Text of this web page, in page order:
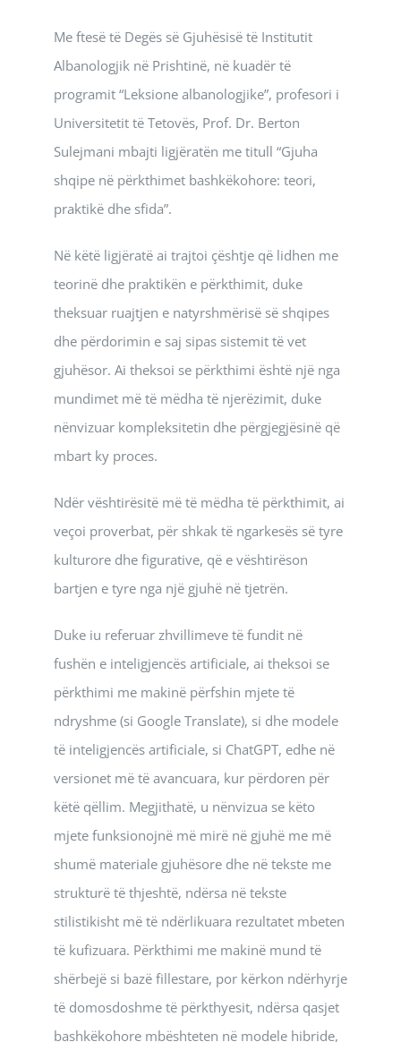
Me ftesë të Degës së Gjuhësisë të Institutit
Albanologjik në Prishtinë, në kuadër të
programit “Leksione albanologjike”, profesori i
Universitetit të Tetovës, Prof. Dr. Berton
Sulejmani mbajti ligjëratën me titull “Gjuha
shqipe në përkthimet bashkëkohore: teori,
praktikë dhe sfida”.
Në këtë ligjëratë ai trajtoi çështje që lidhen me
teorinë dhe praktikën e përkthimit, duke
theksuar ruajtjen e natyrshmërisë së shqipes
dhe përdorimin e saj sipas sistemit të vet
gjuhësor. Ai theksoi se përkthimi është një nga
mundimet më të mëdha të njerëzimit, duke
nënvizuar kompleksitetin dhe përgjegjësinë që
mbart ky proces.
Ndër vështirësitë më të mëdha të përkthimit, ai
veçoi proverbat, për shkak të ngarkesës së tyre
kulturore dhe figurative, që e vështirëson
bartjen e tyre nga një gjuhë në tjetrën.
Duke iu referuar zhvillimeve të fundit në
fushën e inteligjencës artificiale, ai theksoi se
përkthimi me makinë përfshin mjete të
ndryshme (si Google Translate), si dhe modele
të inteligjencës artificiale, si ChatGPT, edhe në
versionet më të avancuara, kur përdoren për
këtë qëllim. Megjithatë, u nënvizua se këto
mjete funksionojnë më mirë në gjuhë me më
shumë materiale gjuhësore dhe në tekste me
strukturë të thjeshtë, ndërsa në tekste
stilistikisht më të ndërlikuara rezultatet mbeten
të kufizuara. Përkthimi me makinë mund të
shërbejë si bazë fillestare, por kërkon ndërhyrje
të domosdoshme të përkthyesit, ndërsa qasjet
bashkëkohore mbështeten në modele hibride,